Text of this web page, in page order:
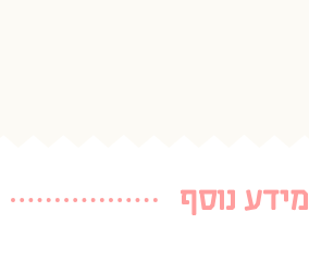
מידע נוסף